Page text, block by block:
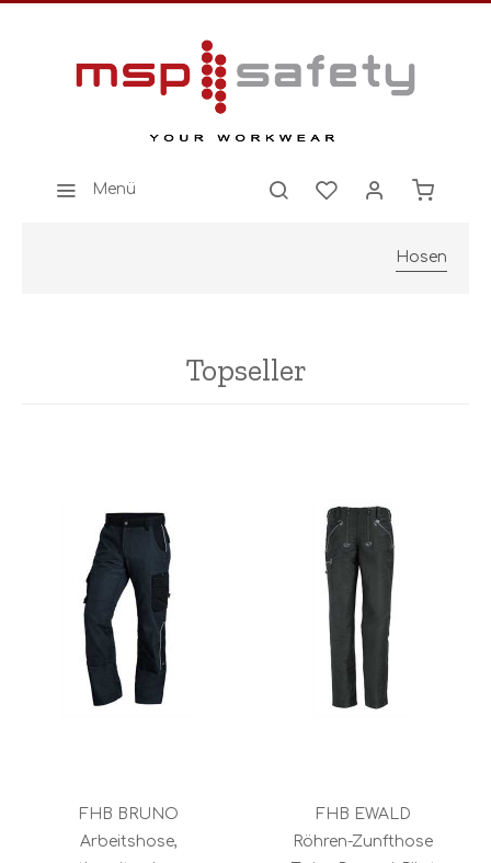
Menü
Hosen
Topseller
FHB BRUNO
Arbeitshose,
FHB EWALD
Röhren-Zunfthose